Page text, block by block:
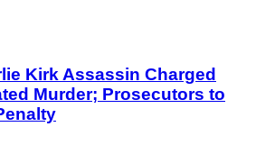
Kirk Assassin Charged
Murder; Prosecutors to